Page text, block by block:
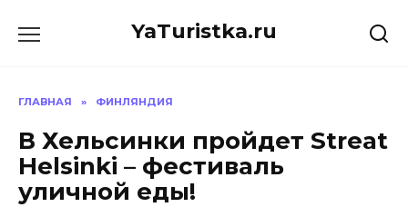
YaTuristka.ru
ГЛАВНАЯ » ФИНЛЯНДИЯ
В Хельсинки пройдет Streat
Helsinki – фестиваль
уличной еды!